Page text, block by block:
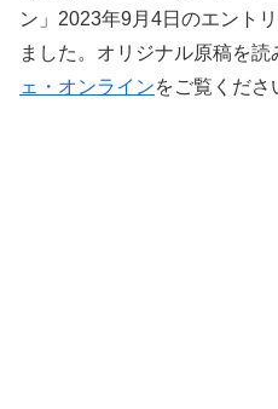
ン」2023年9月4日のエント
ました。オリジナル原稿を読
ェ・オンラインをご覧くださ